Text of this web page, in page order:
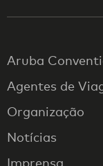
Aruba
Agentes de
Organização
Notícias
Imprensa